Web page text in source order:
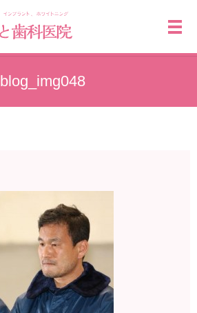
メ
blog_img048